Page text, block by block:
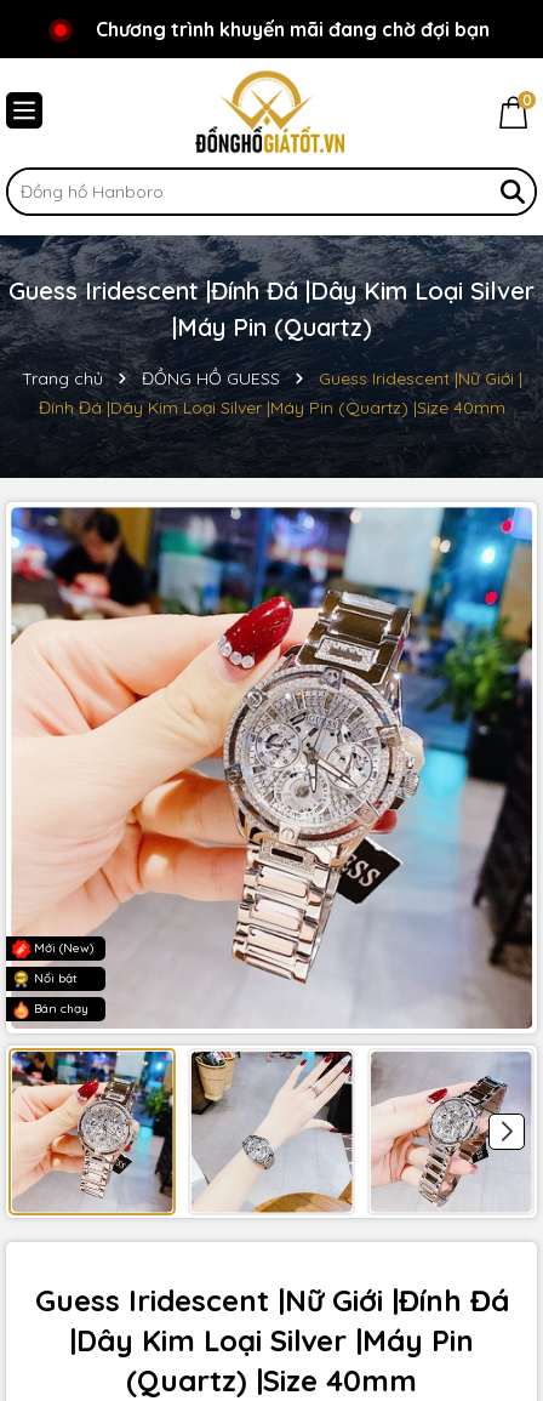
Chào mừng bạn đến với Đồnghồgiátốt.vn!
Chương trình khuyến mãi đang chờ đợi bạn
0
Guess Iridescent |Đính Đá |Dây Kim Loại Silver
|Máy Pin (Quartz)
Trang chủ ĐỒNG HỒ GUESS
Guess Iridescent |Nữ Giới |
Đính Đá |Dây Kim Loại Silver |Máy Pin (Quartz) |Size 40mm
Mới (New)
Nổi bật
Bán chạy
Guess Iridescent |Nữ Giới |Đính Đá
|Dây Kim Loại Silver |Máy Pin
(Quartz) |Size 40mm